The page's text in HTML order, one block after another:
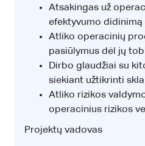
Atsakingas už
efektyvumo
Atliko operacinių
pasiūlymus dėl jų
Dirbo glaudžiai su
siekiant užtikrinti
Atliko rizikos
operacinius rizikos
Projektų vadovas